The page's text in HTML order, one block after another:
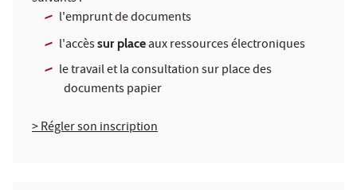
l'emprunt de documents
l'accèssur placeaux ressources électroniques
le travail et la consultation sur place des
documents papier
> Régler son inscription